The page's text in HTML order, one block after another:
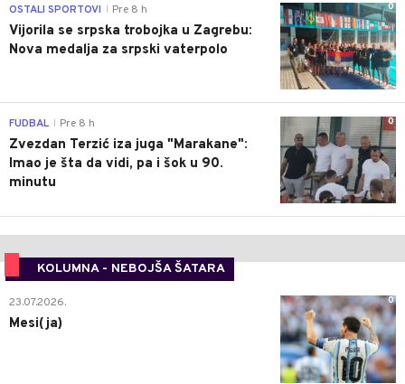
0
OSTALI SPORTOVI Pre 8 h
Vijorila se srpska trobojka u Zagrebu:
Nova medalja za srpski vaterpolo
0
FUDBAL Pre 8 h
Zvezdan Terzić iza juga "Marakane":
Imao je šta da vidi, pa i šok u 90.
minutu
KOLUMNA - NEBOJŠA ŠATARA
0
23.07.2026.
Mesi(ja)